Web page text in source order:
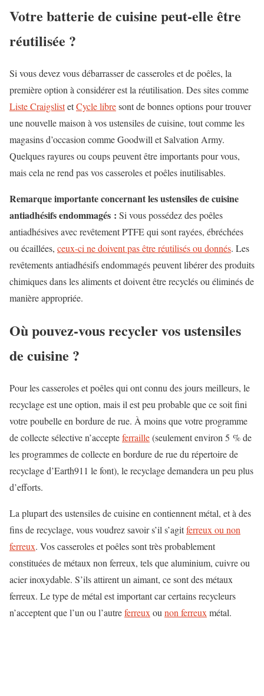
Votre batterie de cuisine peut-elle être
réutilisée ?
Si vous devez vous débarrasser de casseroles et de poêles, la
première option à considérer est la réutilisation. Des sites comme
Liste CraigslistetCycle libresont de bonnes options pour trouver
une nouvelle maison à vos ustensiles de cuisine, tout comme les
magasins d’occasion comme Goodwill et Salvation Army.
Quelques rayures ou coups peuvent être importants pour vous,
mais cela ne rend pas vos casseroles et poêles inutilisables.
Remarque importante concernant les ustensiles de cuisine
antiadhésifs endommagés : Si vous possédez des poêles
antiadhésives avec revêtement PTFE qui sont rayées, ébréchées
ou écaillées, ceux-ci ne doivent pas être réutilisés ou donnés. Les
revêtements antiadhésifs endommagés peuvent libérer des produits
chimiques dans les aliments et doivent être recyclés ou éliminés de
manière appropriée.
Où pouvez-vous recycler vos ustensiles
de cuisine ?
Pour les casseroles et poêles qui ont connu des jours meilleurs, le
recyclage est une option, maisil est peu probable que ce soit fini
votre poubelle en bordure de rue. À moins que votre programme
de collecte sélective n’accepteferraille(seulement environ 5 % de
les programmes de collecte en bordure de rue du répertoire de
recyclage d’Earth911 le font), le recyclage demandera un peu plus
d’efforts.
La plupart des ustensiles de cuisine en contiennentmétal, et à des
fins de recyclage, vous voudrez savoir s’il s’agitferreux ou non
ferreux. Vos casseroles et poêles sont très probablement
constituées de métaux non ferreux, tels quealuminium, cuivre ou
acier inoxydable. S’ils attirent un aimant, ce sont des métaux
ferreux. Le type de métal est important car certains recycleurs
n’acceptent que l’un ou l’autreferreux ou non ferreux métal.